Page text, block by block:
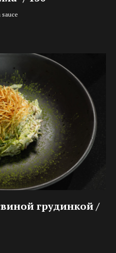
sauce
грудинкой /